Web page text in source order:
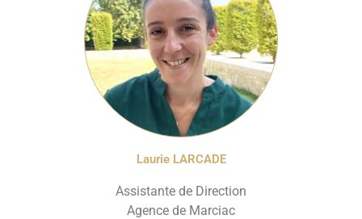
Laurie LARCADE
Assistante de Direction
Agence de Marciac